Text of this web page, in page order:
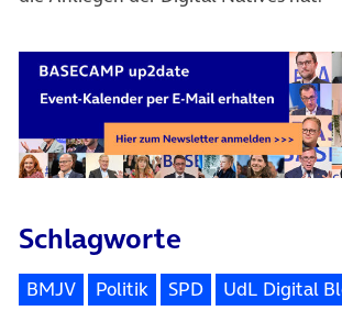
Schlagworte
BMJV Politik SPD UdL Digital